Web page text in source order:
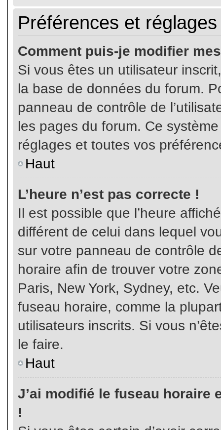
Préférences et
Comment puis-je modifier
Si vous êtes un utilisateur
la base de données du forum.
panneau de contrôle de
les pages du forum. Ce
réglages et toutes vos
Haut
L’heure n’est pas correcte !
Il est possible que l’heure
différent de celui dans lequel
sur votre panneau de contrôle
horaire afin de trouver votre
Paris, New York, Sydney, etc.
fuseau horaire, comme la
utilisateurs inscrits. Si vous
le faire.
Haut
J’ai modifié le fuseau horaire
!